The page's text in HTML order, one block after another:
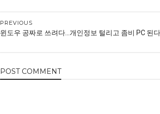
PREVIOUS
윈도우 공짜로 쓰려다...개인정보 털리고 좀비 PC 된다
POST COMMENT